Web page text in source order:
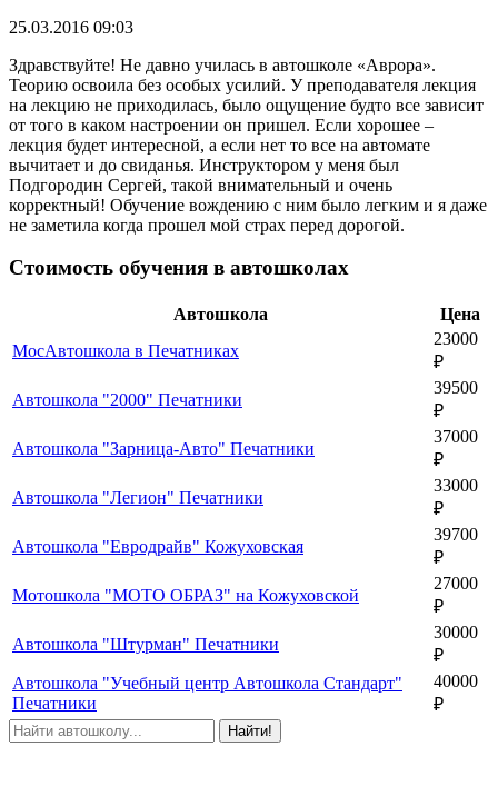
25.03.2016 09:03
Здравствуйте! Не давно училась в автошколе «Аврора».
Теорию освоила без особых усилий. У преподавателя лекция
на лекцию не приходилась, было ощущение будто все зависит
от того в каком настроении он пришел. Если хорошее –
лекция будет интересной, а если нет то все на автомате
вычитает и до свиданья. Инструктором у меня был
Подгородин Сергей, такой внимательный и очень
корректный! Обучение вождению с ним было легким и я даже
не заметила когда прошел мой страх перед дорогой.
Стоимость обучения в автошколах
Автошкола
Цена
МосАвтошкола в Печатниках
23000
₽
Автошкола "2000" Печатники
39500
₽
Автошкола "Зарница-Авто" Печатники
37000
₽
Автошкола "Легион" Печатники
33000
₽
Автошкола "Евродрайв" Кожуховская
39700
₽
Мотошкола "МОТО ОБРАЗ" на Кожуховской
27000
₽
Автошкола "Штурман" Печатники
30000
₽
Автошкола "Учебный центр Автошкола Стандарт"
Печатники
40000
₽
Найти!